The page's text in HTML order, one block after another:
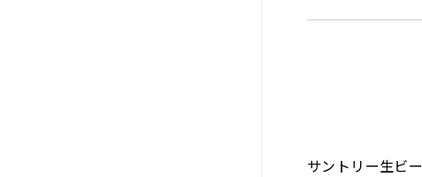
サントリー生ビ